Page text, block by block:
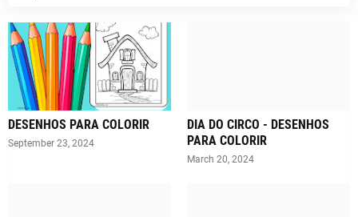
DESENHOS PARA COLORIR
September 23, 2024
DIA DO CIRCO - DESENHOS
PARA COLORIR
March 20, 2024